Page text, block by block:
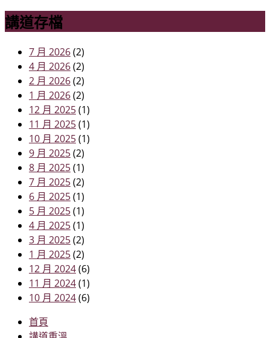
講道存檔
7 月 2026(2)
4 月 2026(2)
2 月 2026(2)
1 月 2026(2)
12 月 2025(1)
11 月 2025(1)
10 月 2025(1)
9 月 2025(2)
8 月 2025(1)
7 月 2025(2)
6 月 2025(1)
5 月 2025(1)
4 月 2025(1)
3 月 2025(2)
1 月 2025(2)
12 月 2024(6)
11 月 2024(1)
10 月 2024(6)
首頁